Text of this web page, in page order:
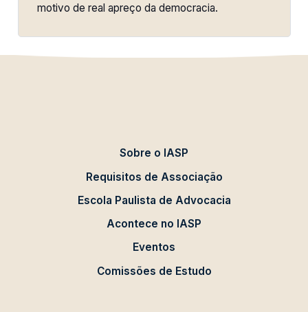
motivo de real apreço da democracia.
Sobre o IASP
Requisitos de Associação
Escola Paulista de Advocacia
Acontece no IASP
Eventos
Comissões de Estudo